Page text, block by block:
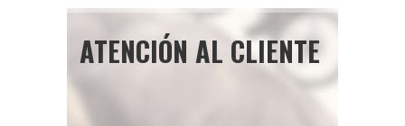
ATENCIÓN AL CLIENTE